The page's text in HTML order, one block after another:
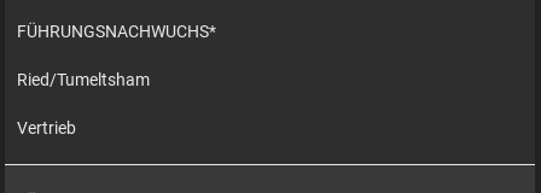
FÜHRUNGSNACHWUCHS*
Ried/Tumeltsham
Vertrieb